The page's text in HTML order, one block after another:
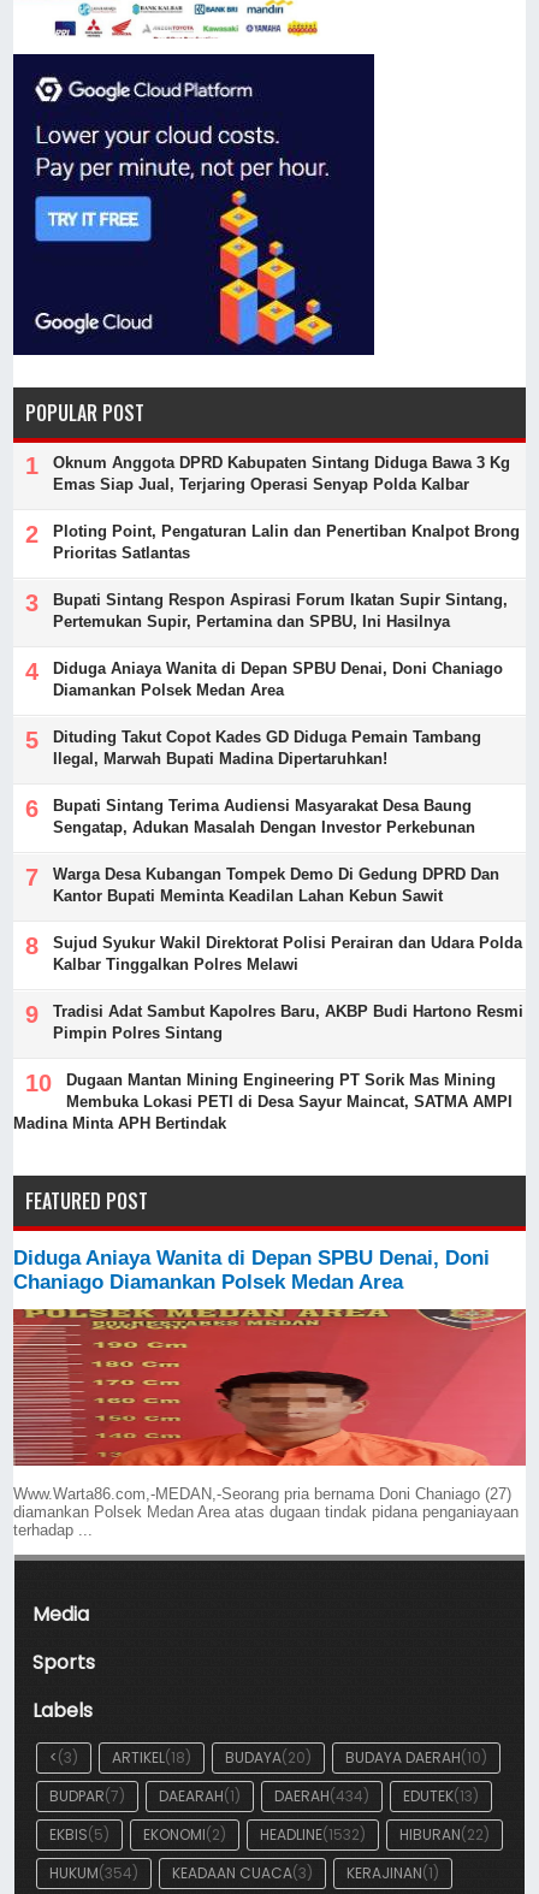
POPULAR POST
Oknum Anggota DPRD Kabupaten Sintang Diduga Bawa 3 Kg
Emas Siap Jual, Terjaring Operasi Senyap Polda Kalbar
Ploting Point, Pengaturan Lalin dan Penertiban Knalpot Brong
Prioritas Satlantas
Bupati Sintang Respon Aspirasi Forum Ikatan Supir Sintang,
Pertemukan Supir, Pertamina dan SPBU, Ini Hasilnya
Diduga Aniaya Wanita di Depan SPBU Denai, Doni Chaniago
Diamankan Polsek Medan Area
Dituding Takut Copot Kades GD Diduga Pemain Tambang
Ilegal, Marwah Bupati Madina Dipertaruhkan!
Bupati Sintang Terima Audiensi Masyarakat Desa Baung
Sengatap, Adukan Masalah Dengan Investor Perkebunan
Warga Desa Kubangan Tompek Demo Di Gedung DPRD Dan
Kantor Bupati Meminta Keadilan Lahan Kebun Sawit
Sujud Syukur Wakil Direktorat Polisi Perairan dan Udara Polda
Kalbar Tinggalkan Polres Melawi
Tradisi Adat Sambut Kapolres Baru, AKBP Budi Hartono Resmi
Pimpin Polres Sintang
Dugaan Mantan Mining Engineering PT Sorik Mas Mining
Membuka Lokasi PETI di Desa Sayur Maincat, SATMA AMPI
Madina Minta APH Bertindak
FEATURED POST
Diduga Aniaya Wanita di Depan SPBU Denai, Doni
Chaniago Diamankan Polsek Medan Area
Www.Warta86.com,-MEDAN,-Seorang pria bernama Doni Chaniago (27)
diamankan Polsek Medan Area atas dugaan tindak pidana penganiayaan
terhadap ...
Media
Sports
Labels
<(3) ARTIKEL(18) BUDAYA(20) BUDAYA DAERAH(10)
BUDPAR(7) DAEARAH(1) DAERAH(434) EDUTEK(13)
EKBIS(5) EKONOMI(2) HEADLINE(1532) HIBURAN(22)
HUKUM(354) KEADAAN CUACA(3) KERAJINAN(1)